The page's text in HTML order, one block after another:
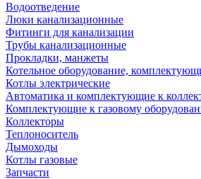
Водоотведение
Люки канализационные
Фитинги для канализации
Трубы канализационные
Прокладки, манжеты
Котельное оборудование,
Котлы электрические
Автоматика и комплектующие к
Комплектующие к газовому
Коллекторы
Теплоноситель
Дымоходы
Котлы газовые
Запчасти